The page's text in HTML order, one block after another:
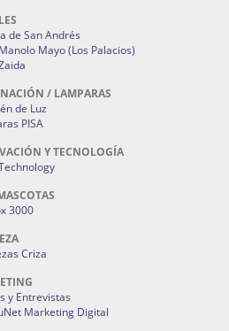
de San Andrés
Mayo (Los Palacios)
/ LAMPARAS
de Luz
PISA
Y TECNOLOGÍA
3000
Criza
y Entrevistas
Marketing Digital